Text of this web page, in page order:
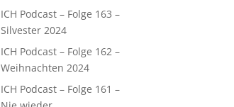
ICH Podcast – Folge 163 –
Silvester 2024
ICH Podcast – Folge 162 –
Weihnachten 2024
ICH Podcast – Folge 161 –